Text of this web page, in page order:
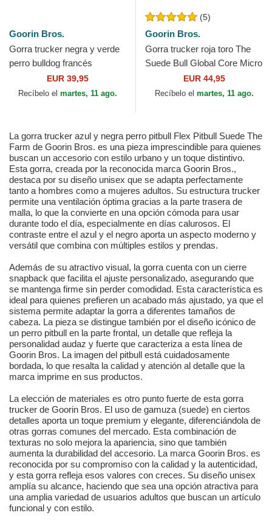
Goorin Bros.
Gorra trucker negra y verde
perro bulldog francés
Frenchie The Farm de Goorin
Bros.
EUR 39,95
Recíbelo el martes, 11 ago.
(5)
Goorin Bros.
Gorra trucker roja toro The
Suede Bull Global Core Micro
Suede The Farm de Goorin
Bros.
EUR 44,95
Recíbelo el martes, 11 ago.
La gorra trucker azul y negra perro pitbull Flex Pitbull Suede The
Farm de Goorin Bros. es una pieza imprescindible para quienes
buscan un accesorio con estilo urbano y un toque distintivo.
Esta gorra, creada por la reconocida marca Goorin Bros.,
destaca por su diseño unisex que se adapta perfectamente
tanto a hombres como a mujeres adultos. Su estructura trucker
permite una ventilación óptima gracias a la parte trasera de
malla, lo que la convierte en una opción cómoda para usar
durante todo el día, especialmente en días calurosos. El
contraste entre el azul y el negro aporta un aspecto moderno y
versátil que combina con múltiples estilos y prendas.
Además de su atractivo visual, la gorra cuenta con un cierre
snapback que facilita el ajuste personalizado, asegurando que
se mantenga firme sin perder comodidad. Esta característica es
ideal para quienes prefieren un acabado más ajustado, ya que el
sistema permite adaptar la gorra a diferentes tamaños de
cabeza. La pieza se distingue también por el diseño icónico de
un perro pitbull en la parte frontal, un detalle que refleja la
personalidad audaz y fuerte que caracteriza a esta línea de
Goorin Bros. La imagen del pitbull está cuidadosamente
bordada, lo que resalta la calidad y atención al detalle que la
marca imprime en sus productos.
La elección de materiales es otro punto fuerte de esta gorra
trucker de Goorin Bros. El uso de gamuza (suede) en ciertos
detalles aporta un toque premium y elegante, diferenciándola de
otras gorras comunes del mercado. Esta combinación de
texturas no solo mejora la apariencia, sino que también
aumenta la durabilidad del accesorio. La marca Goorin Bros. es
reconocida por su compromiso con la calidad y la autenticidad,
y esta gorra refleja esos valores con creces. Su diseño unisex
amplía su alcance, haciendo que sea una opción atractiva para
una amplia variedad de usuarios adultos que buscan un artículo
funcional y con estilo.